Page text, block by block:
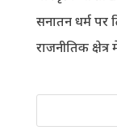
सनातन धर्म पर
राजनीतिक